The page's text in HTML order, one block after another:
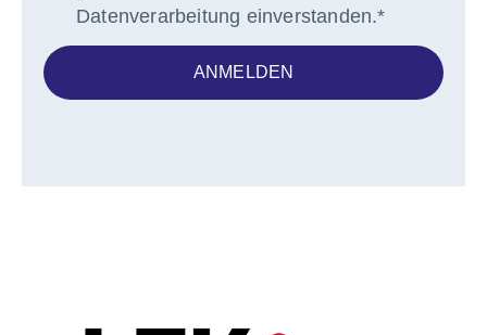
Datenverarbeitung einverstanden.*
ANMELDEN